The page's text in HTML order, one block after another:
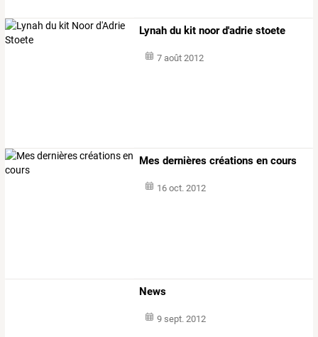
Lynah du kit noor d'adrie stoete
7 août 2012
Mes dernières créations en cours
16 oct. 2012
News
9 sept. 2012